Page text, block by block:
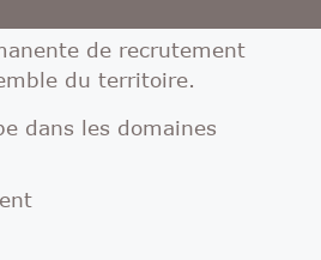
de recrutement
du territoire.
dans les domaines